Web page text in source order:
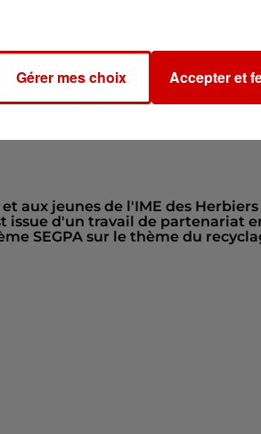
aux jeunes de l'IME des
issue d'un travail de partenariat
SEGPA sur le thème du
Gérer mes choix Accepter et